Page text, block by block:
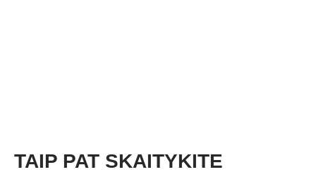
TAIP PAT SKAITYKITE